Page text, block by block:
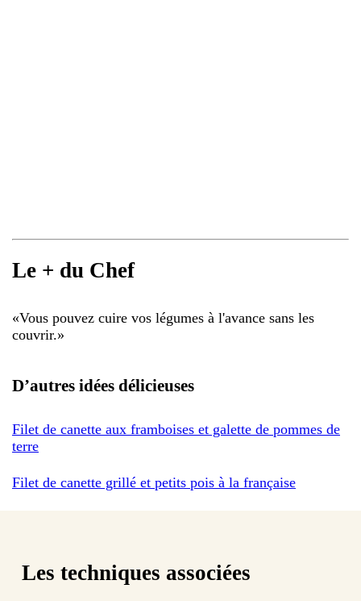
Le + du Chef
«Vous pouvez cuire vos légumes à l'avance sans les
couvrir.»
D’autres idées délicieuses
Filet de canette aux framboises et galette de pommes de
terre
Filet de canette grillé et petits pois à la française
Les techniques associées